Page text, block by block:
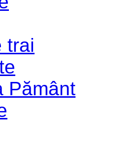
trai
Pământ